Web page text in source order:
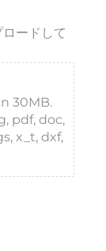
ードして
30MB.
pdf, doc,
x_t, dxf,